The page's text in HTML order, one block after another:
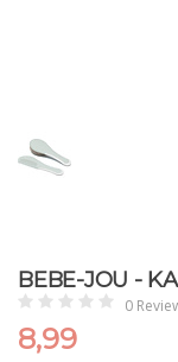
BEBE-JOU -
0
8,99